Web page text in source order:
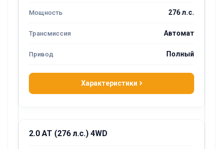
276 л.с.
Автомат
Полный
Характеристики
2.0 AT (276 л.с.) 4WD